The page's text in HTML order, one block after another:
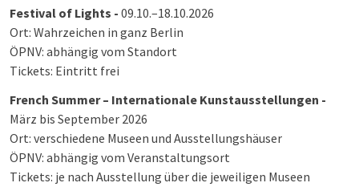
Festival of Lights - 09.10.–18.10.2026
Ort: Wahrzeichen in ganz Berlin
ÖPNV: abhängig vom Standort
Tickets: Eintritt frei
French Summer – Internationale Kunstausstellungen -
März bis September 2026
Ort: verschiedene Museen und Ausstellungshäuser
ÖPNV: abhängig vom Veranstaltungsort
Tickets: je nach Ausstellung über die jeweiligen Museen